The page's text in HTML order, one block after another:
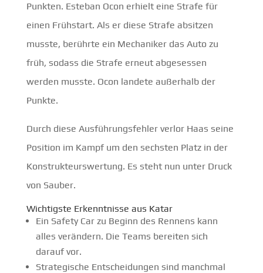
Punkten. Esteban Ocon erhielt eine Strafe für
einen Frühstart. Als er diese Strafe absitzen
musste, berührte ein Mechaniker das Auto zu
früh, sodass die Strafe erneut abgesessen
werden musste. Ocon landete außerhalb der
Punkte.
Durch diese Ausführungsfehler verlor Haas seine
Position im Kampf um den sechsten Platz in der
Konstrukteurswertung. Es steht nun unter Druck
von Sauber.
Wichtigste Erkenntnisse aus Katar
Ein Safety Car zu Beginn des Rennens kann
alles verändern. Die Teams bereiten sich
darauf vor.
Strategische Entscheidungen sind manchmal